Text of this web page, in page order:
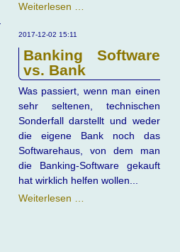
Weiterlesen …
der
SFS
KRM
2017-12-02 15:11
Banking Software
vs. Bank
Was passiert, wenn man einen
sehr seltenen, technischen
Sonderfall darstellt und weder
die eigene Bank noch das
Softwarehaus, von dem man
die Banking-Software gekauft
hat wirklich helfen wollen...
Weiterlesen …